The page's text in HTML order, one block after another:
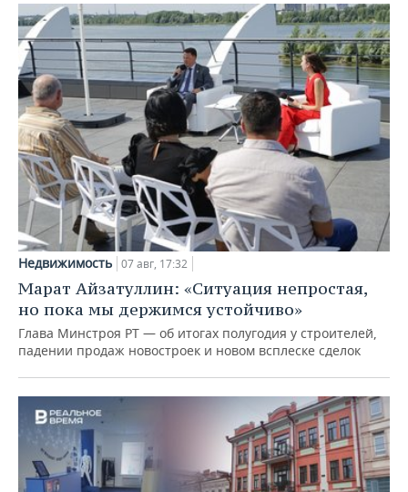
Недвижимость 07 авг, 17:32
Марат Айзатуллин: «Ситуация непростая,
но пока мы держимся устойчиво»
Глава Минстроя РТ — об итогах полугодия у строителей,
падении продаж новостроек и новом всплеске сделок